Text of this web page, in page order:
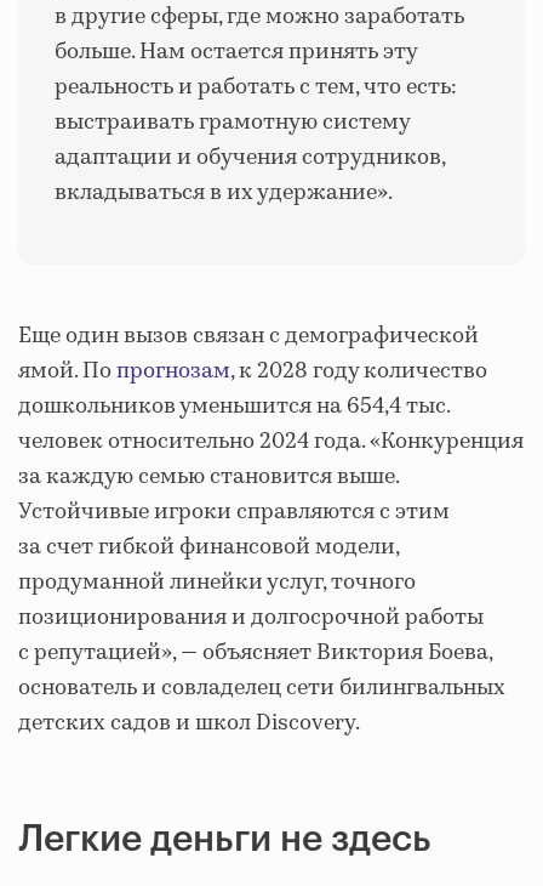
в другие сферы, где можно заработать
больше. Нам остается принять эту
реальность и работать с тем, что есть:
выстраивать грамотную систему
адаптации и обучения сотрудников,
вкладываться в их удержание».
Еще один вызов связан с демографической
ямой. Попрогнозам, к 2028 году количество
дошкольников уменьшится на 654,4 тыс.
человек относительно 2024 года.«Конкуренция
за каждую семью становится выше.
Устойчивые игроки справляются с этим
за счет гибкой финансовой модели,
продуманной линейки услуг, точного
позиционирования и долгосрочной работы
с репутацией», — объясняет Виктория Боева,
основатель и совладелец сети билингвальных
детских садов и школ Discovery.
Легкие деньги не здесь